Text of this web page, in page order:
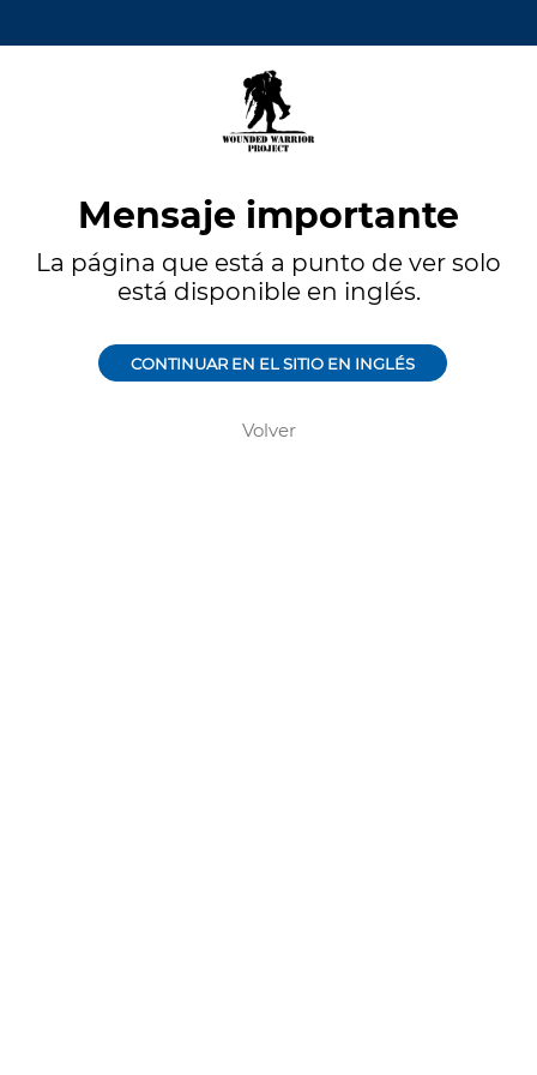
Mensaje importante
La página que está a punto de ver solo
está disponible en inglés.
CONTINUAR EN EL SITIO EN INGLÉS
Volver